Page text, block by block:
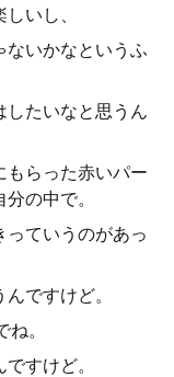
いし、
ないかなというふ
したいなと思うん
もらった赤いパー
の中で。
ていうのがあっ
ですけど。
。
すけど。